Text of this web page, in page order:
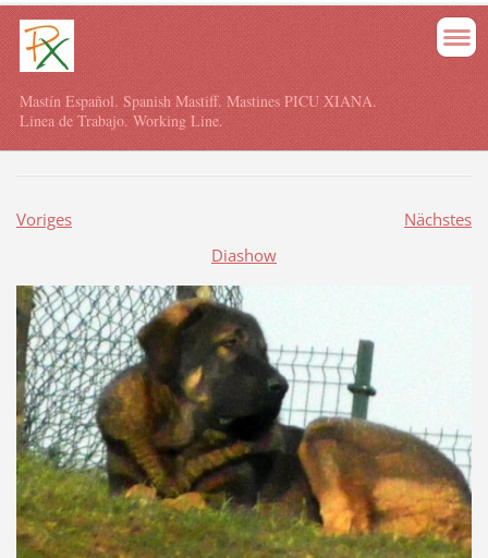
Mastín Español. Spanish Mastiff. Mastines PICU XIANA.
Linea de Trabajo. Working Line.
Voriges
Nächstes
Diashow